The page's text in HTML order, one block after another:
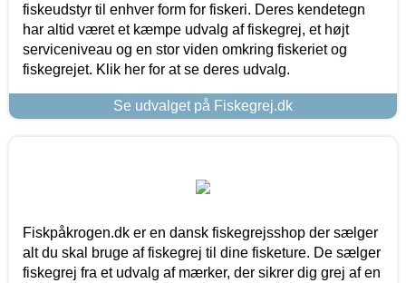
fiskeudstyr til enhver form for fiskeri. Deres kendetegn
har altid været et kæmpe udvalg af fiskegrej, et højt
serviceniveau og en stor viden omkring fiskeriet og
fiskegrejet. Klik her for at se deres udvalg.
Se udvalget på Fiskegrej.dk
Fiskpåkrogen.dk er en dansk fiskegrejsshop der sælger
alt du skal bruge af fiskegrej til dine fisketure. De sælger
fiskegrej fra et udvalg af mærker, der sikrer dig grej af en